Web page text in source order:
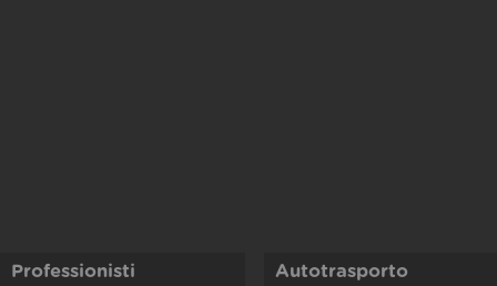
Professionisti Autotrasporto